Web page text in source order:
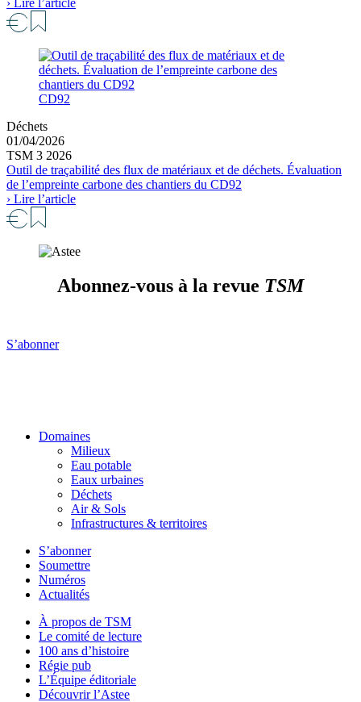
› Lire l’article
CD92
Déchets
01/04/2026
TSM 3 2026
Outil de traçabilité des flux de matériaux et de déchets. Évaluation
de l’empreinte carbone des chantiers du CD92
› Lire l’article
Abonnez-vous à la revue TSM
S’abonner
Domaines
Milieux
Eau potable
Eaux urbaines
Déchets
Air & Sols
Infrastructures & territoires
S’abonner
Soumettre
Numéros
Actualités
À propos de TSM
Le comité de lecture
100 ans d’histoire
Régie pub
L’Équipe éditoriale
Découvrir l’Astee